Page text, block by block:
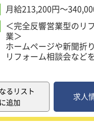
月給213,200円～
＜完全反響営業型のリ
業＞
ホームページや新聞折
リフォーム相談会など
グ、提案、現場施工の
フォローまですべてに
お任せします。お客さ
層やシニア層が中心の
るリスト
に追加
求人